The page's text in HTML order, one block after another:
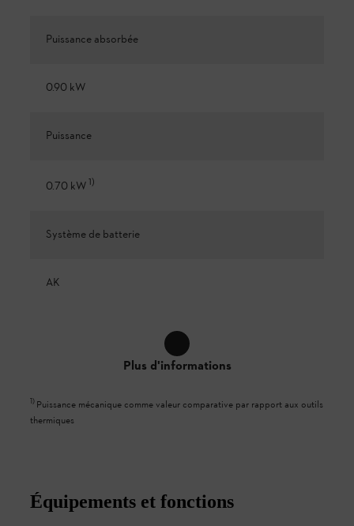
Puissance absorbée
0.90 kW
Puissance
0.70 kW1)
Système de batterie
AK
Plus d'informations
1) Puissance mécanique comme valeur comparative par rapport aux outils
thermiques
Équipements et fonctions